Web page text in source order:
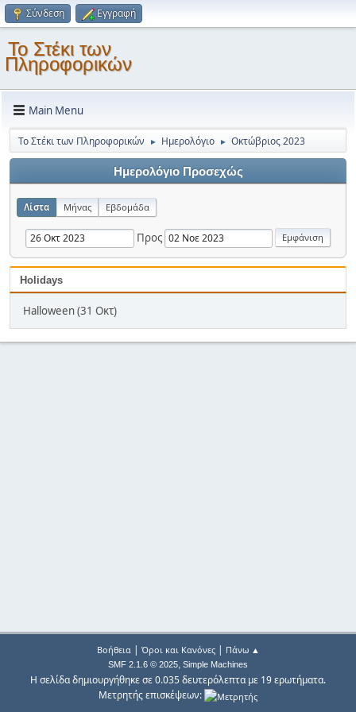
Σύνδεση Εγγραφή
Το Στέκι των
Πληροφορικών
Main Menu
Το Στέκι των Πληροφορικών ► Ημερολόγιο ► Οκτώβριος 2023
Ημερολόγιο Προσεχώς
Λίστα Μήνας Εβδομάδα
Προς
Holidays
Halloween (31 Οκτ)
Βοήθεια| Όροι και Κανόνες| Πάνω ▲
SMF 2.1.6 © 2025, Simple Machines
Η σελίδα δημιουργήθηκε σε 0.035 δευτερόλεπτα με 19 ερωτήματα.
Μετρητής επισκέψεων: